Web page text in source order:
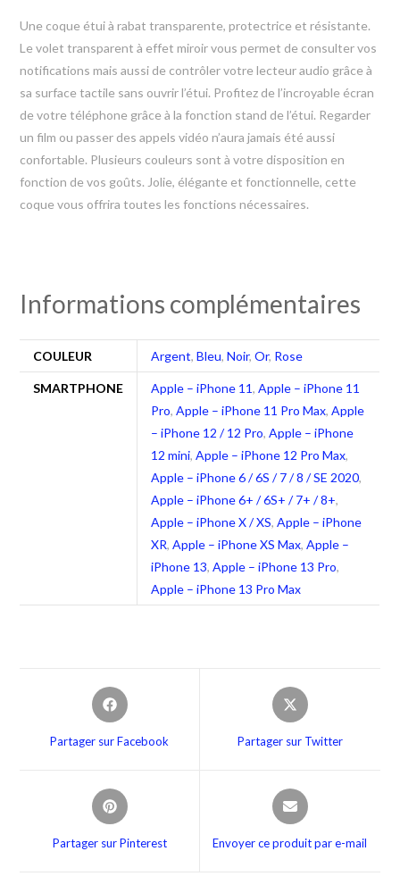
Une coque étui à rabat transparente, protectrice et résistante.
Le volet transparent à effet miroir vous permet de consulter vos
notifications mais aussi de contrôler votre lecteur audio grâce à
sa surface tactile sans ouvrir l’étui. Profitez de l’incroyable écran
de votre téléphone grâce à la fonction stand de l’étui. Regarder
un film ou passer des appels vidéo n’aura jamais été aussi
confortable. Plusieurs couleurs sont à votre disposition en
fonction de vos goûts. Jolie, élégante et fonctionnelle, cette
coque vous offrira toutes les fonctions nécessaires.
Informations complémentaires
COULEUR Argent,Bleu,Noir,Or, Rose
SMARTPHONE Apple – iPhone 11,Apple – iPhone 11
Pro,Apple – iPhone 11 Pro Max,Apple
– iPhone 12 / 12 Pro,Apple – iPhone
12 mini,Apple – iPhone 12 Pro Max,
Apple – iPhone 6 / 6S / 7 / 8 / SE 2020,
Apple – iPhone 6+ / 6S+ / 7+ / 8+,
Apple – iPhone X / XS,Apple – iPhone
XR,Apple – iPhone XS Max,Apple –
iPhone 13,Apple – iPhone 13 Pro,
Apple – iPhone 13 Pro Max
Partager sur Facebook Partager sur Twitter
Partager sur Pinterest Envoyer ce produit par e-mail